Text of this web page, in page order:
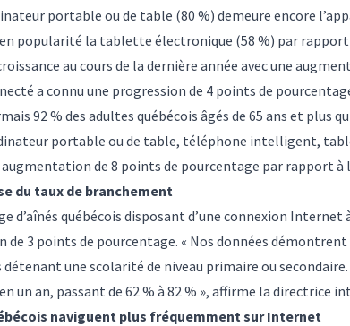
portable ou de table (80 %) demeure encore
popularité la tablette électronique (58 %) par
au cours de la dernière année avec une
a connu une progression de 4 points de
92 % des adultes québécois âgés de 65 ans et plus
portable ou de table, téléphone intelligent,
augmentation de 8 points de pourcentage par rapport à
du taux de branchement
d’aînés québécois disposant d’une connexion Internet
de 3 points de pourcentage. « Nos données
détenant une scolarité de niveau primaire ou
un an, passant de 62 % à 82 % », affirme la directrice
naviguent plus fréquemment sur Internet